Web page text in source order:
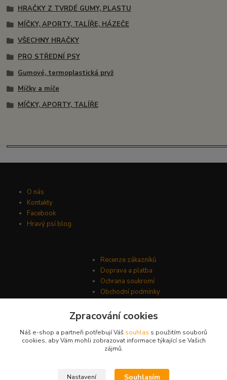
HRAČKY Z TVRDÉ GUMY, PLASTU
MÍČKY, APORTY, TALÍŘE, HÁZEČE
VŠECHNY HRAČKY
PRO STŘEDNÍ PSY
Gumové, termoplastická pryž
Míčky a míče
MÍČKY, APORTY, TALÍŘE
O nás
Kontakty
Facebook
Hravý psí blog
Recenze zákazníků
Doprava a platba
Ochrana soukromí
Obchodní podmínky
Zpracování cookies
Náš e-shop a partneři potřebují Váš souhlas s použitím souborů
cookies, aby Vám mohli zobrazovat informace týkající se Vašich
zájmů.
Nastavení Souhlasím